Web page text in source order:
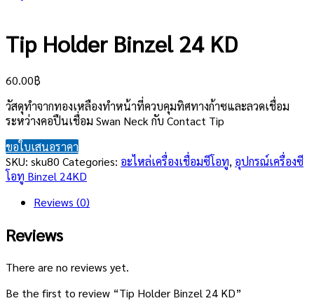
Tip Holder Binzel 24 KD
60.00฿
วัสดุทำจากทองเหลืองทำหน้าที่ควบคุมทิศทางก้าซและลวดเชื่อม
ระหว่างคอปืนเชื่อม Swan Neck กับ Contact Tip
ขอใบเสนอราคา
SKU: sku80 Categories: อะไหล่เครื่องเชื่อมซีโอทู, อุปกรณ์เครื่องซี
โอทู Binzel 24KD
Reviews (0)
Reviews
There are no reviews yet.
Be the first to review “Tip Holder Binzel 24 KD”